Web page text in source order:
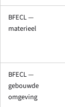
BFECL —
materieel
BFECL —
gebouwde
omgeving